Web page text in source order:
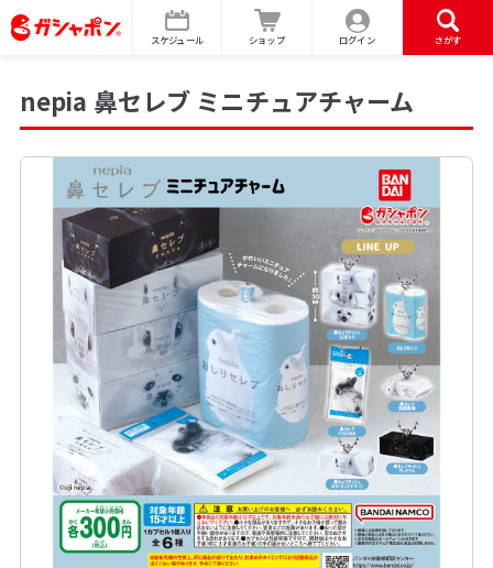
スケジュール ショップ ログイン さがす
nepia 鼻セレブ ミニチュアチャーム